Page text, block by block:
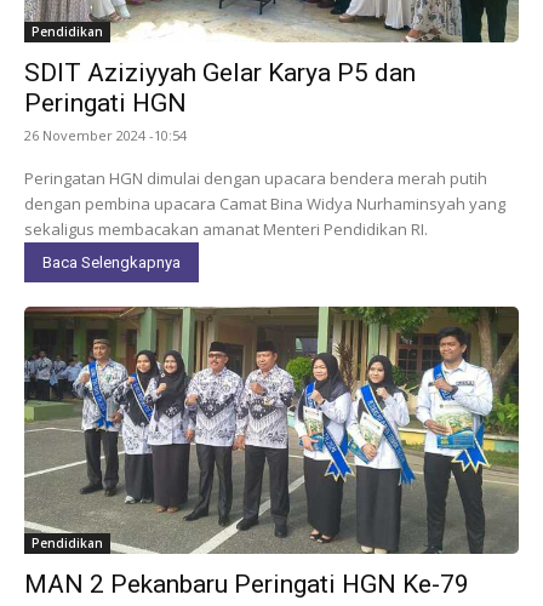
Pendidikan
SDIT Aziziyyah Gelar Karya P5 dan
Peringati HGN
26 November 2024 -10:54
Peringatan HGN dimulai dengan upacara bendera merah putih
dengan pembina upacara Camat Bina Widya Nurhaminsyah yang
sekaligus membacakan amanat Menteri Pendidikan RI.
Baca Selengkapnya
Pendidikan
MAN 2 Pekanbaru Peringati HGN Ke-79